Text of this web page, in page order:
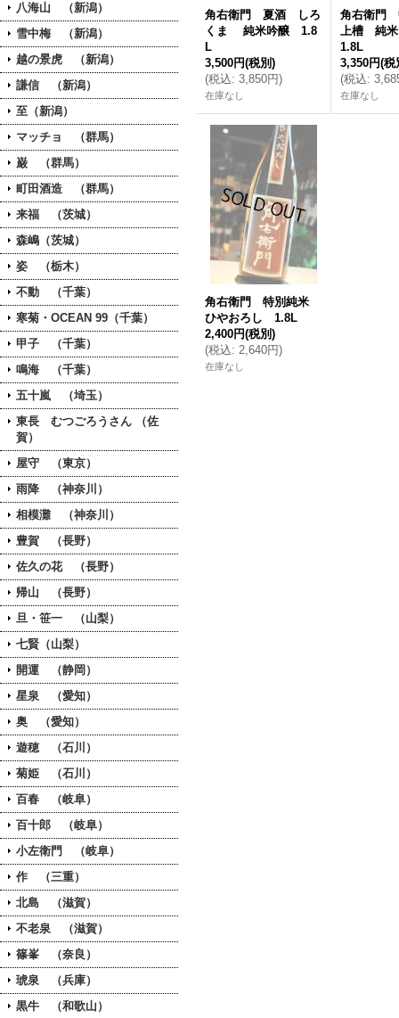
八海山 （新潟）
雪中梅 （新潟）
越の景虎 （新潟）
謙信 （新潟）
至（新潟）
マッチョ （群馬）
巌 （群馬）
町田酒造 （群馬）
来福 （茨城）
森嶋（茨城）
姿 （栃木）
不動 （千葉）
寒菊・OCEAN 99（千葉）
甲子 （千葉）
鳴海 （千葉）
五十嵐 （埼玉）
東長 むつごろうさん （佐
賀）
屋守 （東京）
雨降 （神奈川）
相模灘 （神奈川）
豊賀 （長野）
佐久の花 （長野）
帰山 （長野）
旦・笹一 （山梨）
七賢（山梨）
開運 （静岡）
星泉 （愛知）
奥 （愛知）
遊穂 （石川）
菊姫 （石川）
百春 （岐阜）
百十郎 （岐阜）
小左衛門 （岐阜）
作 （三重）
北島 （滋賀）
不老泉 （滋賀）
篠峯 （奈良）
琥泉 （兵庫）
黒牛 （和歌山）
角右衛門 夏酒 しろ
くま 純米吟醸 1.8
L
3,500円(税別)
(税込: 3,850円)
在庫なし
角右衛門
上槽 純米
1.8L
3,350円(税
(税込:
在庫なし
角右衛門 特別純米
ひやおろし 1.8L
2,400円(税別)
(税込: 2,640円)
在庫なし